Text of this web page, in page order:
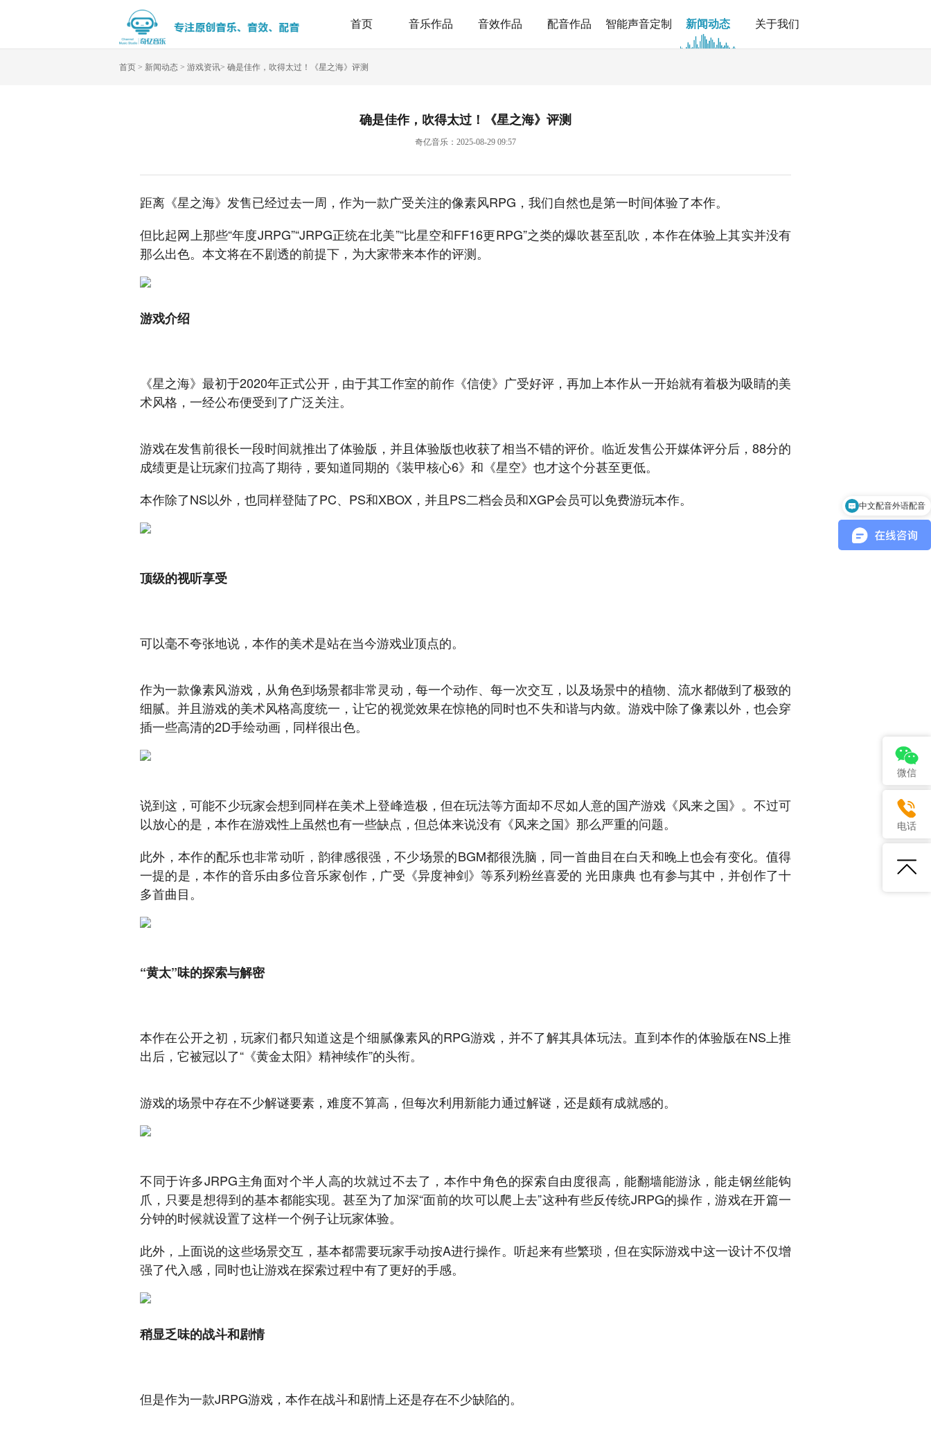
首页 音乐作品 音效作品 配音作品 智能声音定制 新闻动态 关于我们
首页 > 新闻动态 > 游戏资讯> 确是佳作，吹得太过！《星之海》评测
确是佳作，吹得太过！《星之海》评测
奇亿音乐：2025-08-29 09:57
距离《星之海》发售已经过去一周，作为一款广受关注的像素风RPG，我们自然也是第一时间体验了本作。
但比起网上那些“年度JRPG”“JRPG正统在北美”“比星空和FF16更RPG”之类的爆吹甚至乱吹，本作在体验上其实并没有
那么出色。本文将在不剧透的前提下，为大家带来本作的评测。
游戏介绍
《星之海》最初于2020年正式公开，由于其工作室的前作《信使》广受好评，再加上本作从一开始就有着极为吸睛的美
术风格，一经公布便受到了广泛关注。
游戏在发售前很长一段时间就推出了体验版，并且体验版也收获了相当不错的评价。临近发售公开媒体评分后，88分的
成绩更是让玩家们拉高了期待，要知道同期的《装甲核心6》和《星空》也才这个分甚至更低。
本作除了NS以外，也同样登陆了PC、PS和XBOX，并且PS二档会员和XGP会员可以免费游玩本作。
顶级的视听享受
可以毫不夸张地说，本作的美术是站在当今游戏业顶点的。
作为一款像素风游戏，从角色到场景都非常灵动，每一个动作、每一次交互，以及场景中的植物、流水都做到了极致的
细腻。并且游戏的美术风格高度统一，让它的视觉效果在惊艳的同时也不失和谐与内敛。游戏中除了像素以外，也会穿
插一些高清的2D手绘动画，同样很出色。
说到这，可能不少玩家会想到同样在美术上登峰造极，但在玩法等方面却不尽如人意的国产游戏《风来之国》。不过可
以放心的是，本作在游戏性上虽然也有一些缺点，但总体来说没有《风来之国》那么严重的问题。
此外，本作的配乐也非常动听，韵律感很强，不少场景的BGM都很洗脑，同一首曲目在白天和晚上也会有变化。值得
一提的是，本作的音乐由多位音乐家创作，广受《异度神剑》等系列粉丝喜爱的 光田康典 也有参与其中，并创作了十
多首曲目。
“黄太”味的探索与解密
本作在公开之初，玩家们都只知道这是个细腻像素风的RPG游戏，并不了解其具体玩法。直到本作的体验版在NS上推
出后，它被冠以了“《黄金太阳》精神续作”的头衔。
游戏的场景中存在不少解谜要素，难度不算高，但每次利用新能力通过解谜，还是颇有成就感的。
不同于许多JRPG主角面对个半人高的坎就过不去了，本作中角色的探索自由度很高，能翻墙能游泳，能走钢丝能钩
爪，只要是想得到的基本都能实现。甚至为了加深“面前的坎可以爬上去”这种有些反传统JRPG的操作，游戏在开篇一
分钟的时候就设置了这样一个例子让玩家体验。
此外，上面说的这些场景交互，基本都需要玩家手动按A进行操作。听起来有些繁琐，但在实际游戏中这一设计不仅增
强了代入感，同时也让游戏在探索过程中有了更好的手感。
稍显乏味的战斗和剧情
但是作为一款JRPG游戏，本作在战斗和剧情上还是存在不少缺陷的。
微信
电话
游戏音乐制作